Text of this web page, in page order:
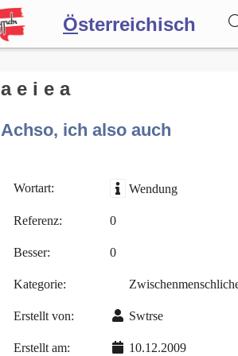
Österreichisch
Forum
Blog
a e i e a
Achso, ich also auch
Wortart: Wendung
Referenz: 0
Besser: 0
Kategorie:
Erstellt von: Swtrse
Erstellt am: 10.12.2009